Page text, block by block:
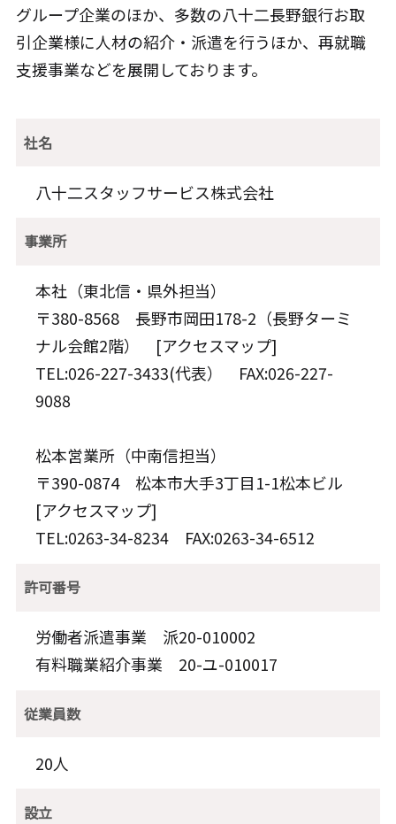
グループ企業のほか、多数の八十二長野銀行お取
引企業様に人材の紹介・派遣を行うほか、再就職
支援事業などを展開しております。
社名
八十二スタッフサービス株式会社
事業所
本社（東北信・県外担当）
〒380-8568 長野市岡田178-2（長野ターミ
ナル会館2階） [アクセスマップ]
TEL:026-227-3433(代表） FAX:026-227-
9088
松本営業所（中南信担当）
〒390-0874 松本市大手3丁目1-1松本ビル
[アクセスマップ]
TEL:0263-34-8234 FAX:0263-34-6512
許可番号
労働者派遣事業 派20-010002
有料職業紹介事業 20-ユ-010017
従業員数
20人
設立